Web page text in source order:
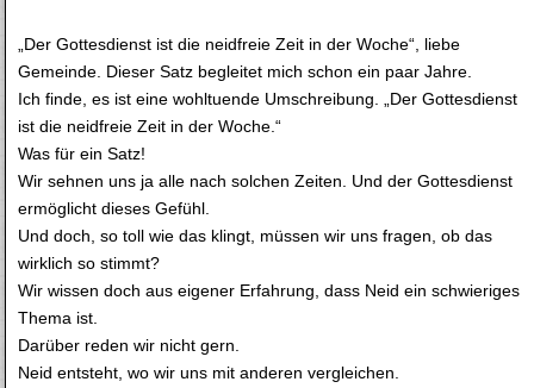
„Der Gottesdienst ist die neidfreie Zeit in der Woche“, liebe
Gemeinde. Dieser Satz begleitet mich schon ein paar Jahre.
Ich finde, es ist eine wohltuende Umschreibung. „Der Gottesdienst
ist die neidfreie Zeit in der Woche.“
Was für ein Satz!
Wir sehnen uns ja alle nach solchen Zeiten. Und der Gottesdienst
ermöglicht dieses Gefühl.
Und doch, so toll wie das klingt, müssen wir uns fragen, ob das
wirklich so stimmt?
Wir wissen doch aus eigener Erfahrung, dass Neid ein schwieriges
Thema ist.
Darüber reden wir nicht gern.
Neid entsteht, wo wir uns mit anderen vergleichen.